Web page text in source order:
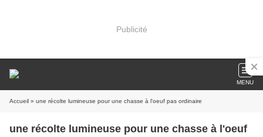
Publicité
MENU
Accueil » une récolte lumineuse pour une chasse à l'oeuf pas ordinaire
une récolte lumineuse pour une chasse à l'oeuf